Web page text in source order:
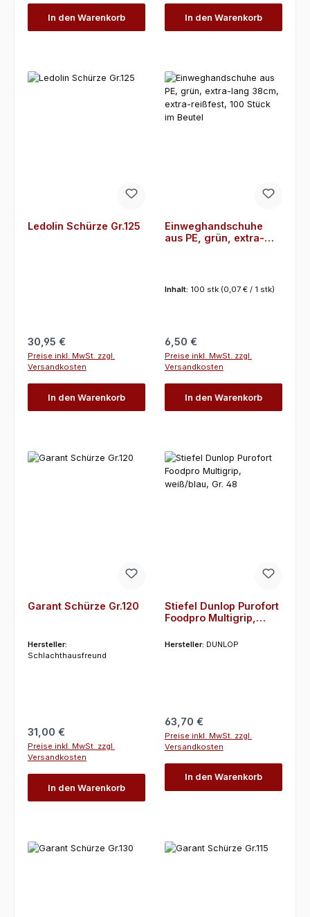
In den Warenkorb In den Warenkorb
Ledolin Schürze Gr.125
Regulärer Preis:
30,95 €
Preise inkl. MwSt. zzgl.
Versandkosten
In den Warenkorb
Einweghandschuhe
aus PE, grün, extra-
Inhalt: 100 stk (0,07 € / 1 stk)
Regulärer Preis:
6,50 €
Preise inkl. MwSt. zzgl.
Versandkosten
In den Warenkorb
Garant Schürze Gr.120
Hersteller:
Schlachthausfreund
Regulärer Preis:
31,00 €
Preise inkl. MwSt. zzgl.
Versandkosten
In den Warenkorb
Stiefel Dunlop Purofort
Foodpro Multigrip,
Hersteller: DUNLOP
Regulärer Preis:
63,70 €
Preise inkl. MwSt. zzgl.
Versandkosten
In den Warenkorb